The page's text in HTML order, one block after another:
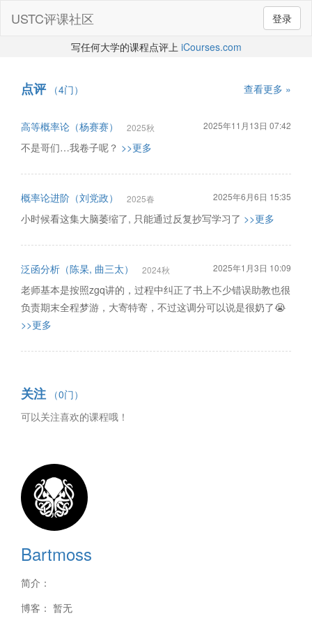
登录
USTC评课社区
写任何大学的课程点评上 iCourses.com
点评（4门） 查看更多 »
高等概率论（杨赛赛） 2025秋 2025年11月13日 07:42
不是哥们…我卷子呢？ >>更多
概率论进阶（刘党政） 2025春 2025年6月6日 15:35
小时候看这集大脑萎缩了, 只能通过反复抄写学习了 >>更多
泛函分析（陈杲, 曲三太） 2024秋 2025年1月3日 10:09
老师基本是按照zgq讲的，过程中纠正了书上不少错误助教也很
负责期末全程梦游，大寄特寄，不过这调分可以说是很奶了😭
>>更多
关注 （0门）
可以关注喜欢的课程哦！
Bartmoss
简介：
博客： 暂无